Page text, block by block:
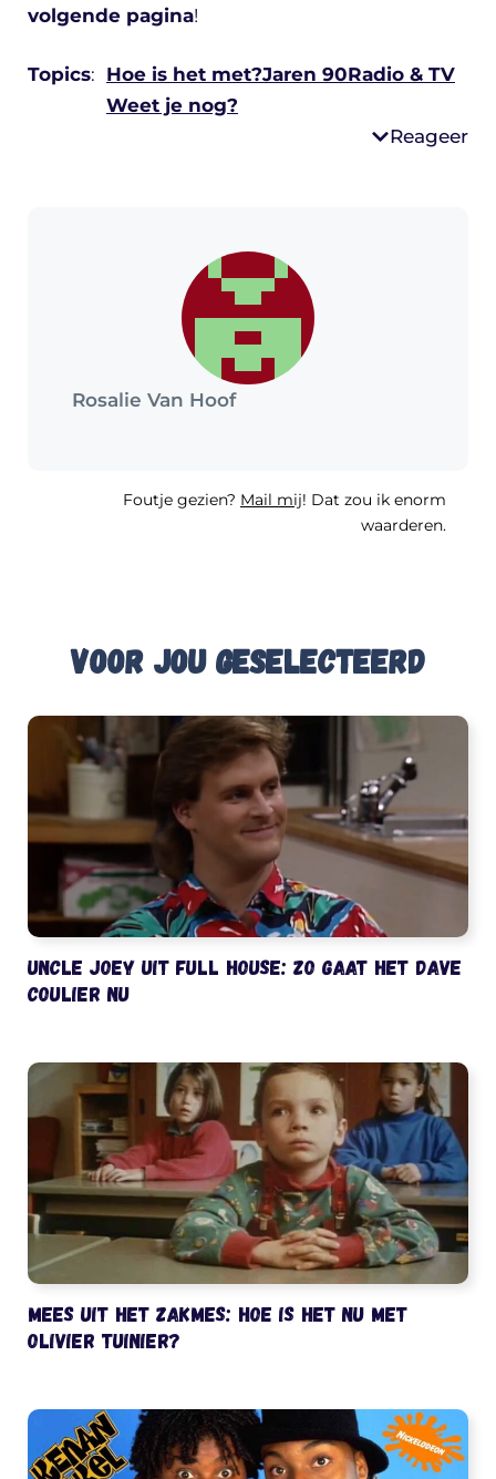
volgende pagina!
Topics: Hoe is het met?Jaren 90Radio & TV
Weet je nog?
Reageer
Rosalie Van Hoof
Foutje gezien? Mail mij! Dat zou ik enorm
waarderen.
Voor jou geselecteerd
Uncle Joey uit Full House: zo gaat het Dave
Coulier nu
Mees uit het Zakmes: hoe is het nu met
Olivier Tuinier?